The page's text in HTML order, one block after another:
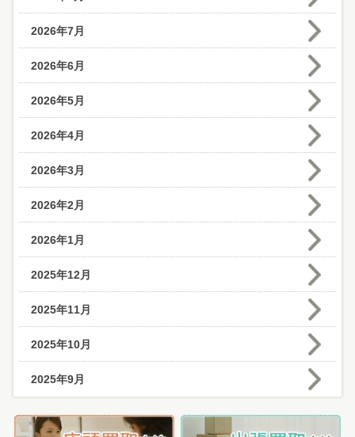
2026年7月
2026年6月
2026年5月
2026年4月
2026年3月
2026年2月
2026年1月
2025年12月
2025年11月
2025年10月
2025年9月